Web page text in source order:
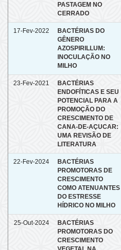
PASTAGEM NO
CERRADO
17-Fev-2022
BACTÉRIAS DO
GÊNERO
AZOSPIRILLUM:
INOCULAÇÃO NO
MILHO
23-Fev-2021
BACTÉRIAS
ENDOFÍTICAS E SEU
POTENCIAL PARA A
PROMOÇÃO DO
CRESCIMENTO DE
CANA-DE-AÇUCAR:
UMA REVISÃO DE
LITERATURA
22-Fev-2024
BACTÉRIAS
PROMOTORAS DE
CRESCIMENTO
COMO ATENUANTES
DO ESTRESSE
HÍDRICO NO MILHO
25-Out-2024
BACTÉRIAS
PROMOTORAS DO
CRESCIMENTO